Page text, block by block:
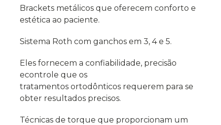
Brackets metálicos que oferecem conforto e
estética ao paciente.
Sistema Roth com ganchos em 3, 4 e 5.
Eles fornecem a confiabilidade, precisão
econtrole que os
tratamentos ortodônticos requerem para se
obter resultados precisos.
Técnicas de torque que proporcionam um